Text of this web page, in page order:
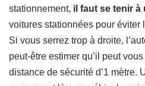
stationnement, il faut se tenir à
voitures stationnées pour éviter
Si vous serrez trop à droite,
peut-être estimer qu’il peut
distance de sécurité d’1 mètre.